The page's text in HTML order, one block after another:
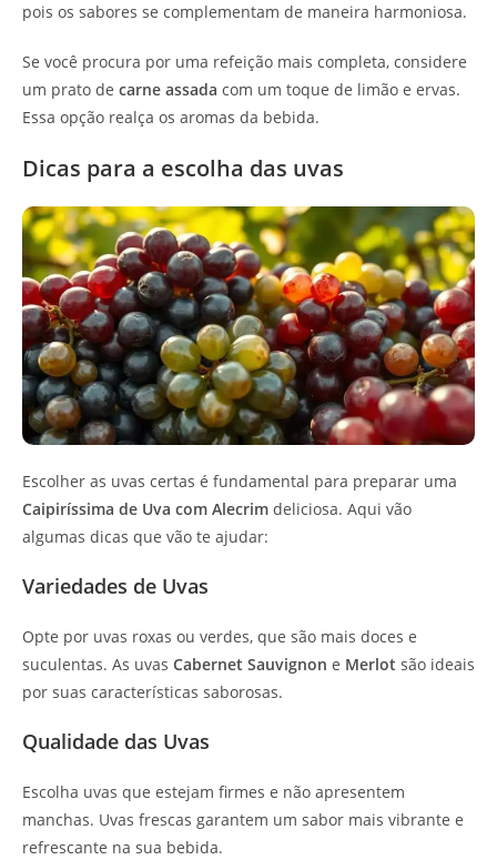
pois os sabores se complementam de maneira harmoniosa.
Se você procura por uma refeição mais completa, considere
um prato de carne assada com um toque de limão e ervas.
Essa opção realça os aromas da bebida.
Dicas para a escolha das uvas
Escolher as uvas certas é fundamental para preparar uma
Caipiríssima de Uva com Alecrim deliciosa. Aqui vão
algumas dicas que vão te ajudar:
Variedades de Uvas
Opte por uvas roxas ou verdes, que são mais doces e
suculentas. As uvas Cabernet Sauvignon e Merlot são ideais
por suas características saborosas.
Qualidade das Uvas
Escolha uvas que estejam firmes e não apresentem
manchas. Uvas frescas garantem um sabor mais vibrante e
refrescante na sua bebida.